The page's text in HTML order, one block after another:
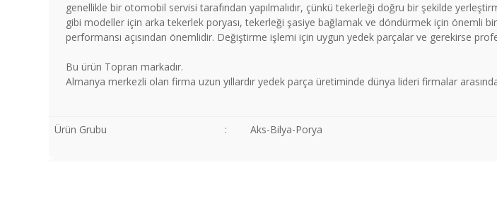
genellikle bir otomobil servisi tarafından yapılmalıdır, çünkü tekerleği doğru bir şekilde
gibi modeller için arka tekerlek poryası, tekerleği şasiye bağlamak ve döndürmek için önemli bir
performansı açısından önemlidir. Değiştirme işlemi için uygun yedek parçalar ve gerekirse
Bu ürün Topran markadır.
Almanya merkezli olan firma uzun yıllardır yedek parça üretiminde dünya lideri firmalar
Ürün Grubu : Aks-Bilya-Porya